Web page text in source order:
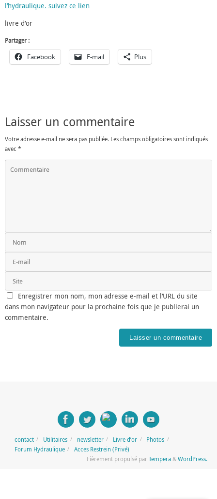
l’hydraulique. suivez ce lien
livre d’or
Partager :
Facebook E-mail Plus
Laisser un commentaire
Votre adresse e-mail ne sera pas publiée. Les champs obligatoires sont indiqués
avec *
Enregistrer mon nom, mon adresse e-mail et l’URL du site
dans mon navigateur pour la prochaine fois que je publierai un
commentaire.
contact Utilitaires newsletter Livre d’or
Photos
Forum Hydraulique
Acces Restrein (Privé)
Fièrement propulsé parTempera&WordPress.